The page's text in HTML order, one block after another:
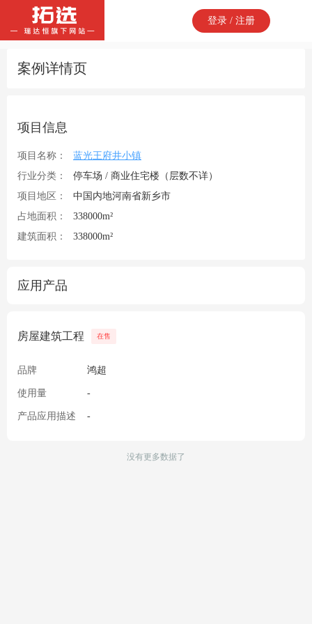
登录 / 注册
案例详情页
项目信息
项目名称：
蓝光王府井小镇
行业分类：
停车场 / 商业住宅楼（层数不详）
项目地区：
中国内地河南省新乡市
占地面积：
338000m²
建筑面积：
338000m²
应用产品
房屋建筑工程 在售
品牌 鸿超
使用量 -
产品应用描述 -
没有更多数据了